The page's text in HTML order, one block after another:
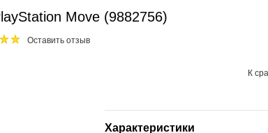
Move (9882756)
Оставить отзыв
К
Характеристики